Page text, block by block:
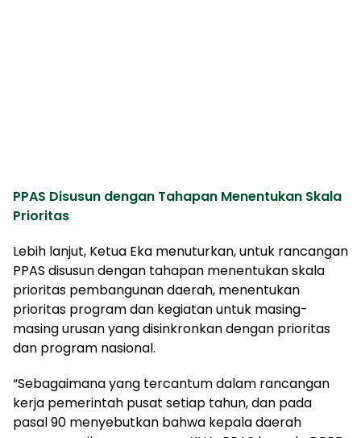
PPAS Disusun dengan Tahapan Menentukan Skala
Prioritas
Lebih lanjut, Ketua Eka menuturkan, untuk rancangan
PPAS disusun dengan tahapan menentukan skala
prioritas pembangunan daerah, menentukan
prioritas program dan kegiatan untuk masing-
masing urusan yang disinkronkan dengan prioritas
dan program nasional.
“Sebagaimana yang tercantum dalam rancangan
kerja pemerintah pusat setiap tahun, dan pada
pasal 90 menyebutkan bahwa kepala daerah